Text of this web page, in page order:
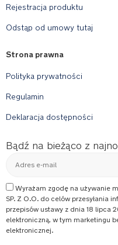
Rejestracja produktu
Odstąp od umowy tutaj
Strona prawna
Polityka prywatności
Regulamin
Deklaracja dostępności
Bądź na bieżąco z
Wyrażam zgodę na używanie
SP. Z O.O. do celów przesyłania
przepisów ustawy z dnia 18 lipca
elektroniczną, w tym marketingu
elektronicznej.